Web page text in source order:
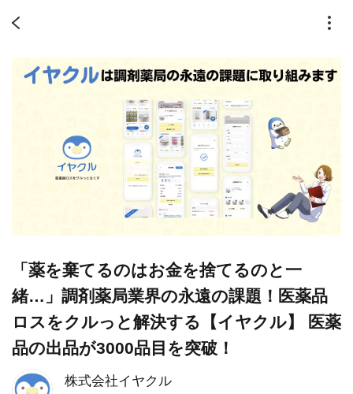
株式会社イヤクル
「薬を棄てるのはお金を捨てるのと一
緒…」調剤薬局業界の永遠の課題！医薬品
ロスをクルっと解決する【イヤクル】 医薬
品の出品が3000品目を突破！